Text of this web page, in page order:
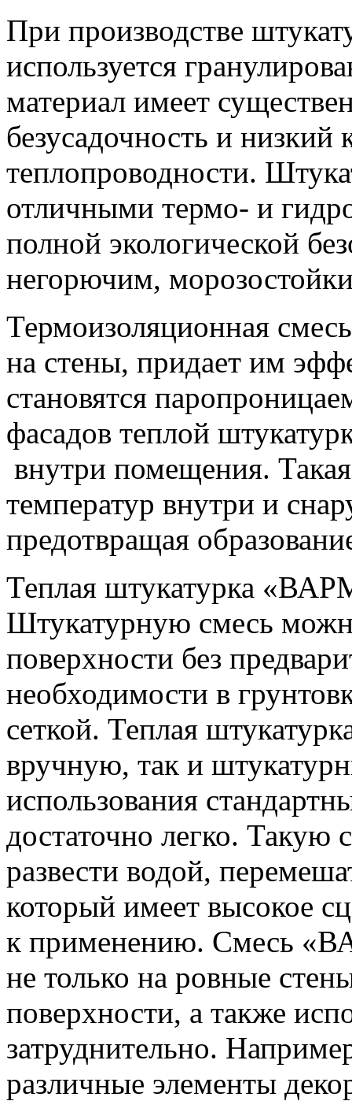
При производстве
используется
материал имеет
безусадочность и низкий
теплопроводности.
отличными термо- и
полной экологической
негорючим,
Термоизоляционная
на стены, придает им
становятся
фасадов теплой
внутри помещения.
температур внутри и
предотвращая
Теплая штукатурка
Штукатурную смесь
поверхности без
необходимости в
сеткой. Теплая
вручную, так и
использования
достаточно легко. Такую
развести водой,
который имеет высокое
к применению. Смесь
не только на ровные
поверхности, а также
затруднительно.
различные элементы